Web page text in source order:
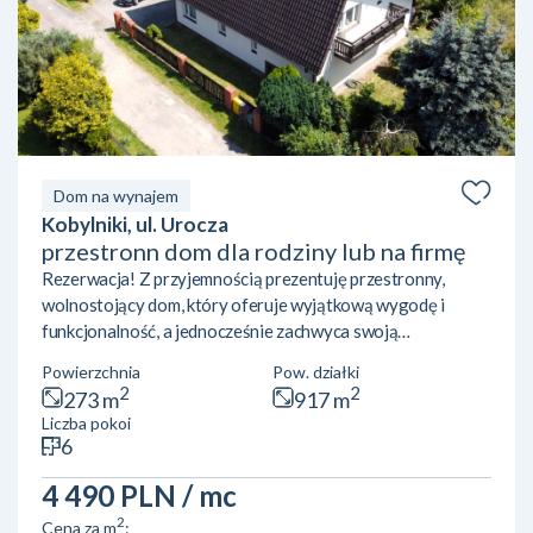
Dom na wynajem
Kobylniki, ul. Urocza
przestronn dom dla rodziny lub na firmę
Rezerwacja! Z przyjemnością prezentuję przestronny,
wolnostojący dom, który oferuje wyjątkową wygodę i
funkcjonalność, a jednocześnie zachwyca swoją
na zagospodarowanej działce (ok 920m2), to idealne
rozwiązanie dla osób poszukujących spokojnej przystani
blisko miasta, ale z dala od jego zgiełku. **Na parterze**
znajduje się serce domu – imponujący salon o wysokości aż
5,6 metra, który dzięki dużym przeszkleniom wpuszcza do
wnętrza ...
Powierzchnia
273 m2
Pow. działki
917 m2
Liczba pokoi
6
4 490 PLN / mc
Cena za m2: